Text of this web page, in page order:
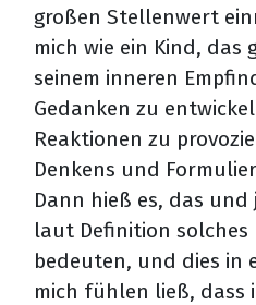
großen Stellenwert
mich wie ein Kind, das
seinem inneren
Gedanken zu
Reaktionen zu
Denkens und
Dann hieß es, das
laut Definition solches
bedeuten, und dies in
mich fühlen ließ, dass